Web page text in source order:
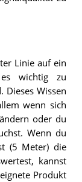
Linie auf ein
es wichtig zu
Dieses Wissen
wenn sich
oder du
Wenn du
(5 Meter) die
kannst
Produkt